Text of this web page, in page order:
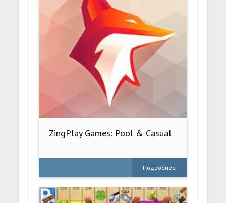
ZingPlay Games: Pool & Casual
Подробнее